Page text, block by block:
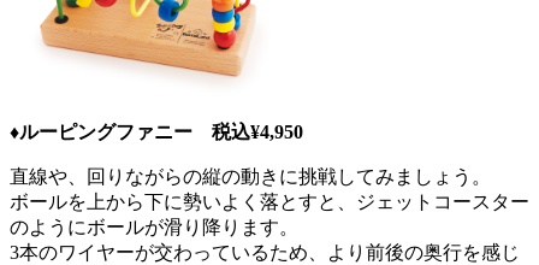
♦ルーピングファニー 税込¥4,950
直線や、回りながらの縦の動きに挑戦してみましょう。
ボールを上から下に勢いよく落とすと、ジェットコースター
のようにボールが滑り降ります。
3本のワイヤーが交わっているため、より前後の奥行を感じ